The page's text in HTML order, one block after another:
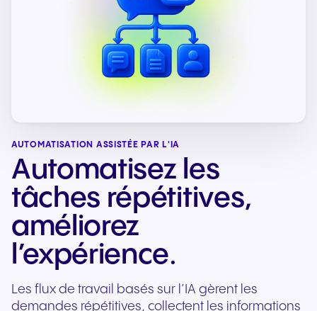
AUTOMATISATION ASSISTÉE PAR L'IA
Automatisez les
tâches répétitives,
améliorez
l’expérience.
Les flux de travail basés sur l’IA gèrent les
demandes répétitives, collectent les informations